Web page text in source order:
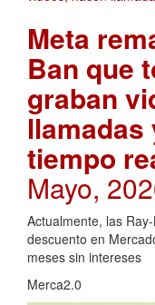
Meta
Ban que
graban
llamadas
tiempo
Mayo,
Actualmente, las
descuento en
meses sin intereses
Merca2.0